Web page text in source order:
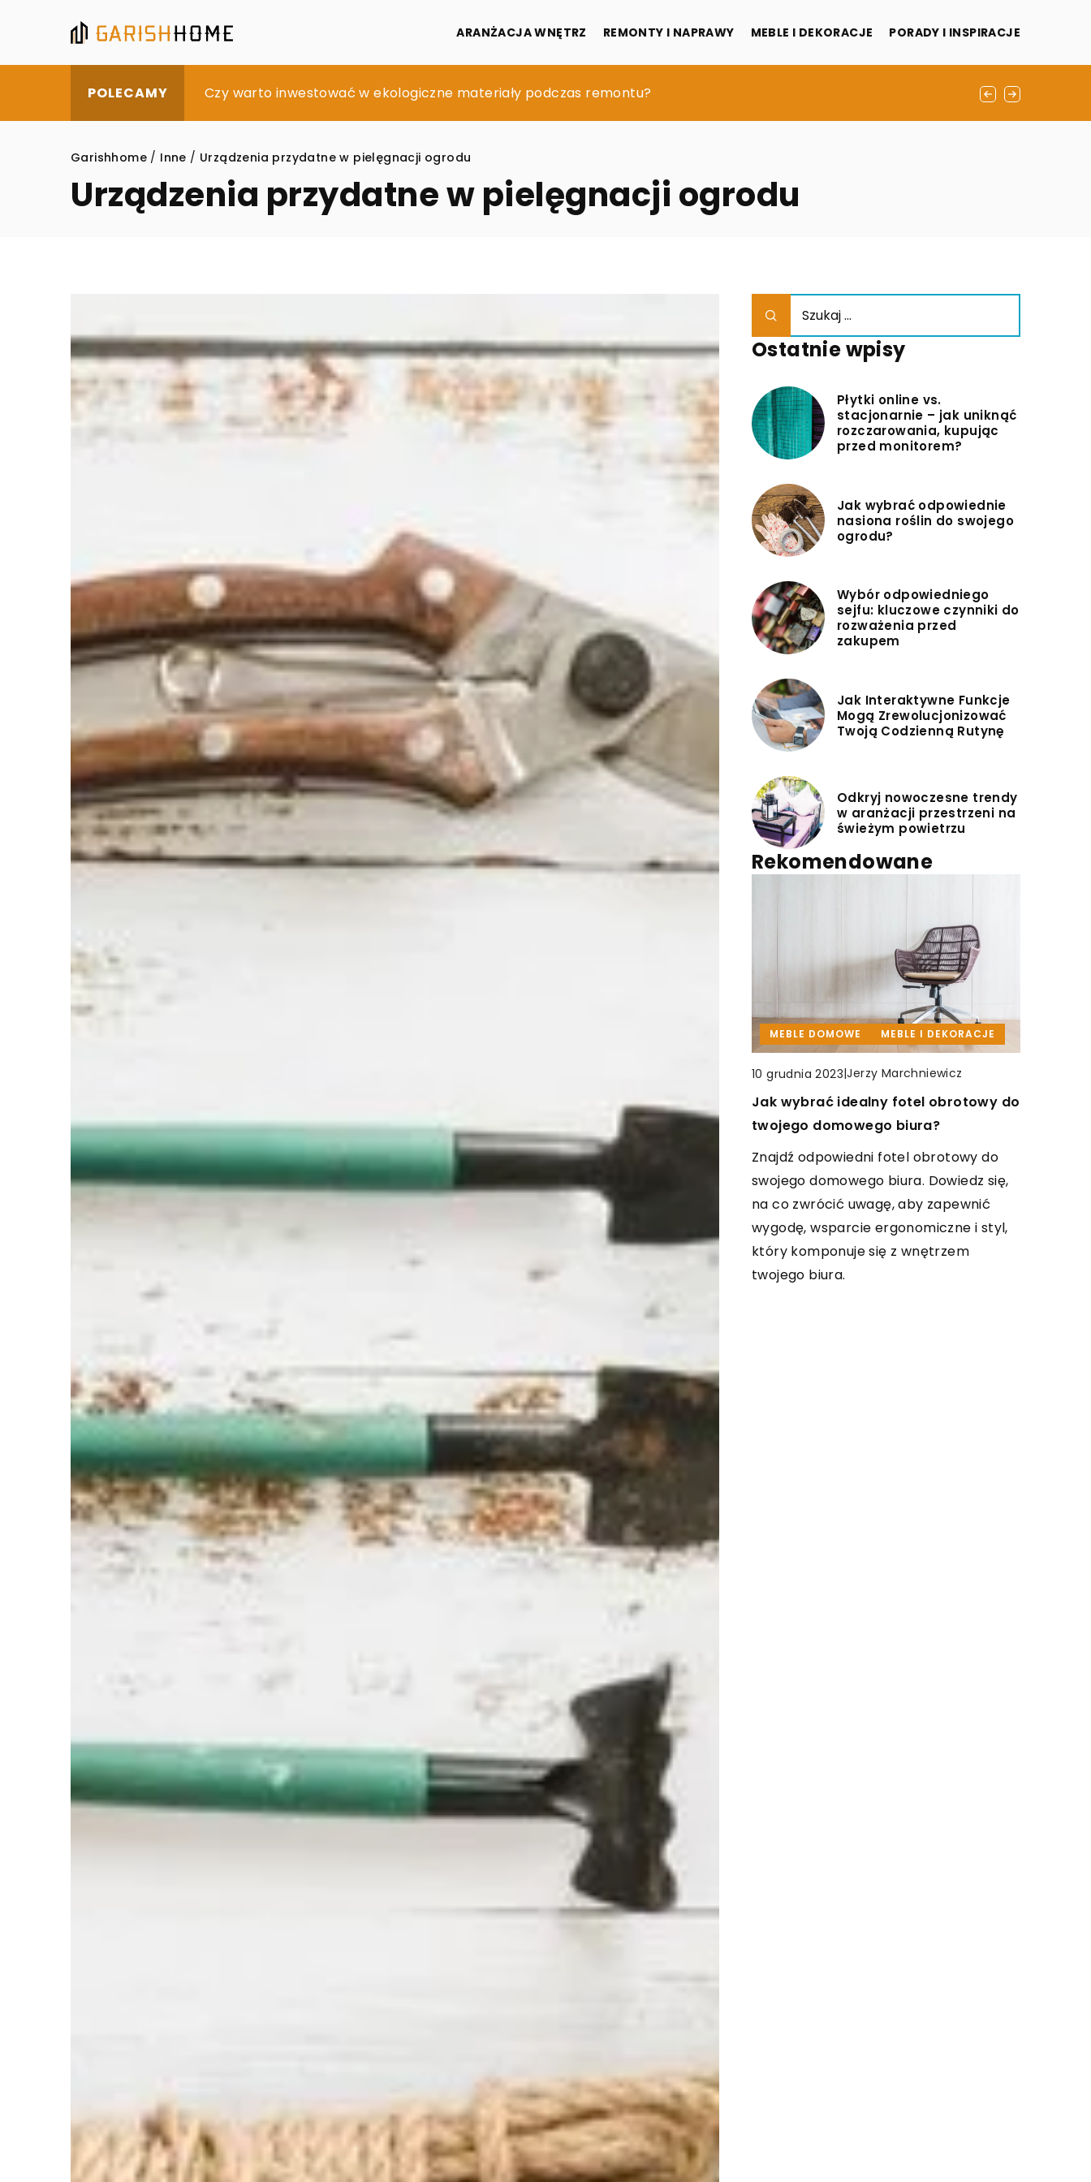
ARANŻACJA WNĘTRZ REMONTY I NAPRAWY MEBLE I DEKORACJE PORADY I INSPIRACJE
POLECAMY Jakie dekoracje sprawiają, że Twoje wnętrze wygląda tandetnie?
Czy warto inwestować w ekologiczne materiały podczas remontu?
Jak wybrać odpowiednią nasadę kominową do twojego domu?
Garishhome / Inne / Urządzenia przydatne w pielęgnacji ogrodu
Urządzenia przydatne w pielęgnacji ogrodu
Ostatnie wpisy
Płytki online vs.
stacjonarnie – jak uniknąć
rozczarowania, kupując
przed monitorem?
Jak wybrać odpowiednie
nasiona roślin do swojego
ogrodu?
Wybór odpowiedniego
sejfu: kluczowe czynniki do
rozważenia przed
zakupem
Jak Interaktywne Funkcje
Mogą Zrewolucjonizować
Twoją Codzienną Rutynę
Odkryj nowoczesne trendy
w aranżacji przestrzeni na
świeżym powietrzu
Rekomendowane
INNE
2 listopada 2023|Jerzy Marchniewicz
Efektywność energetyczna i korzyści
z korzystania z mobilnych urządzeń
grzewczych
Poznaj niewykorzystany potencjał
mobilnych urządzeń grzewczych.
Dowiedz się jak poprawić efektywność
energetyczną, obniżyć koszty i cieszyć
się komfortem, gdziekolwiek jesteś.
ARANŻACJA WNĘTRZ
16 czerwca 2023|Mikołaj Zieliński
Meble drewniane czy z płyty MDF?
Meble drewniane czy z płyty MDF?
Odkryj różnice, zalety i wady, które
pomogą Ci podjąć właściwą decyzję.
MEBLE DOMOWE MEBLE I DEKORACJE
10 grudnia 2023|Jerzy Marchniewicz
Jak wybrać idealny fotel obrotowy do
twojego domowego biura?
Znajdź odpowiedni fotel obrotowy do
swojego domowego biura. Dowiedz się,
na co zwrócić uwagę, aby zapewnić
wygodę, wsparcie ergonomiczne i styl,
który komponuje się z wnętrzem
twojego biura.